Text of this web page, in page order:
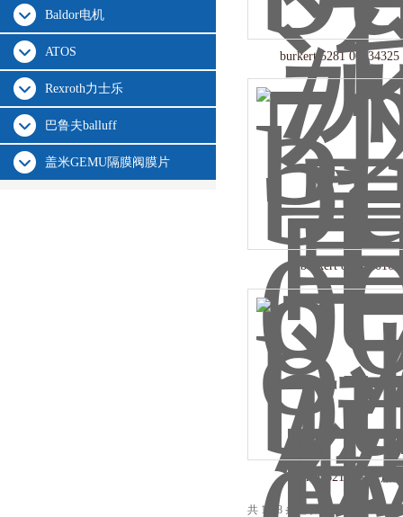
Baldor电机
ATOS
Rexroth力士乐
巴鲁夫balluff
盖米GEMU隔膜阀膜片
burkert 5281
burkert 8711
burkert6213EV水用
共 1388 条记录，当前 25 / 93 页